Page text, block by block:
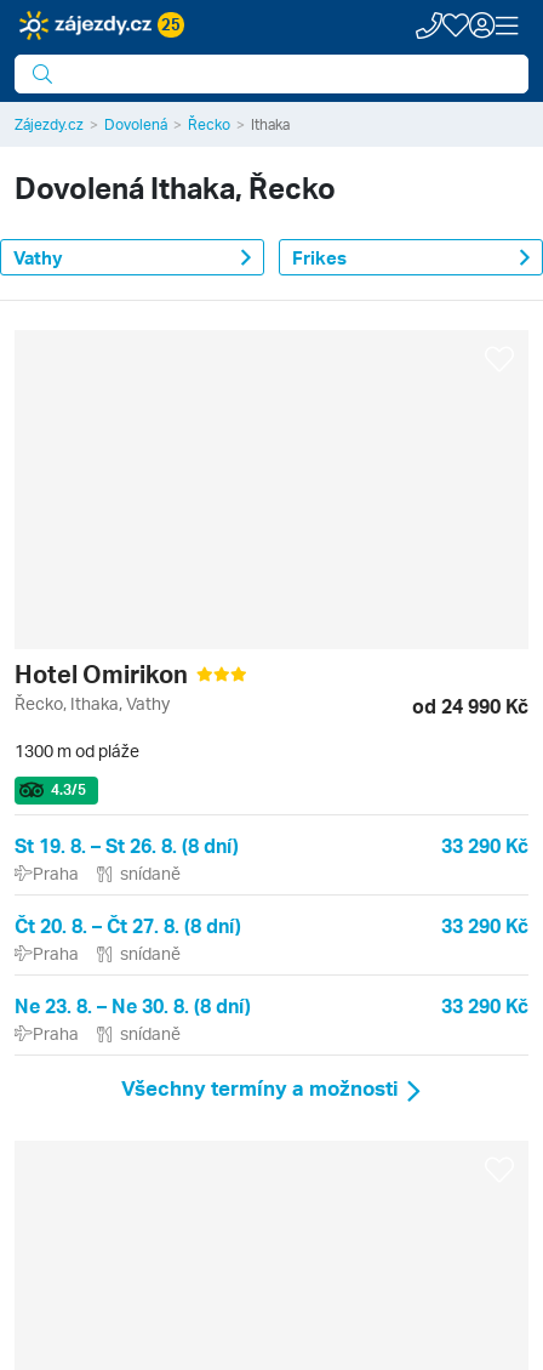
25
Zájezdy.cz Dovolená Řecko Ithaka
Dovolená Ithaka, Řecko
Vathy Frikes
Hotel Omirikon
Řecko, Ithaka, Vathy od 24 990 Kč
1300 m od pláže
4.3/5
St 19. 8. – St 26. 8. (8 dní) 33 290 Kč
Praha snídaně
Čt 20. 8. – Čt 27. 8. (8 dní) 33 290 Kč
Praha snídaně
Ne 23. 8. – Ne 30. 8. (8 dní) 33 290 Kč
Praha snídaně
Všechny termíny a možnosti